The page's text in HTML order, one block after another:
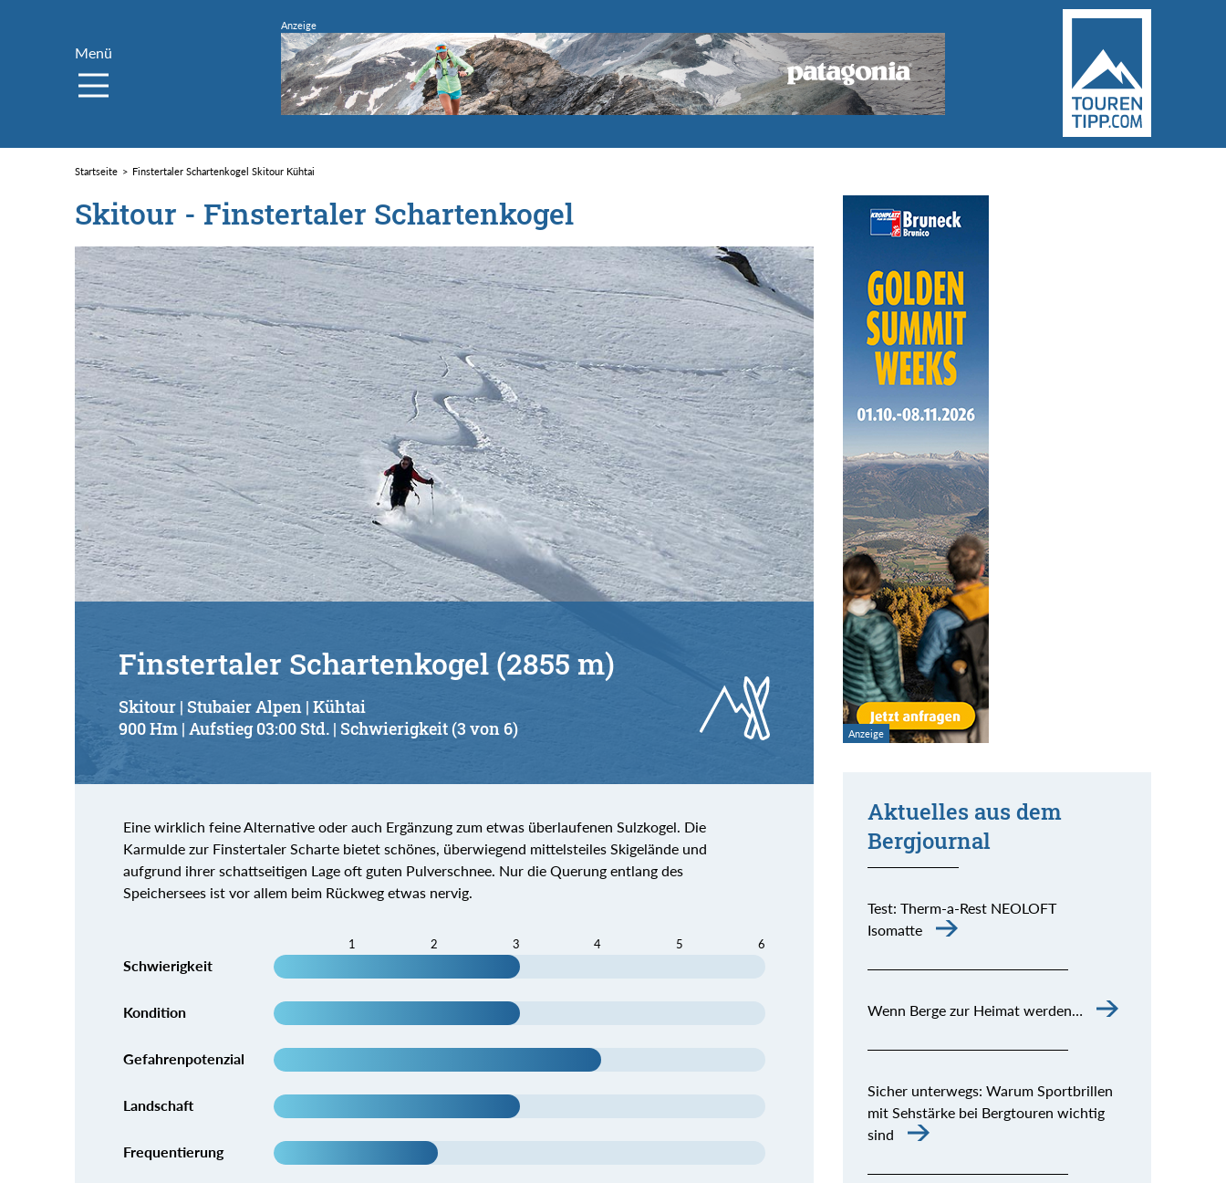
Menü
Startseite Finstertaler Schartenkogel Skitour Kühtai
Skitour - Finstertaler Schartenkogel
Finstertaler Schartenkogel (2855 m)
Skitour | Stubaier Alpen | Kühtai
900 Hm | Aufstieg 03:00 Std. | Schwierigkeit (3 von 6)
Eine wirklich feine Alternative oder auch Ergänzung zum etwas überlaufenen Sulzkogel. Die
Karmulde zur Finstertaler Scharte bietet schönes, überwiegend mittelsteiles Skigelände und
aufgrund ihrer schattseitigen Lage oft guten Pulverschnee. Nur die Querung entlang des
Speichersees ist vor allem beim Rückweg etwas nervig.
1 2 3 4 5 6
Schwierigkeit
Kondition
Gefahrenpotenzial
Landschaft
Frequentierung
Aktuelles aus dem
Bergjournal
Test: Therm-a-Rest NEOLOFT
Isomatte
Wenn Berge zur Heimat werden…
Sicher unterwegs: Warum Sportbrillen
mit Sehstärke bei Bergtouren wichtig
sind